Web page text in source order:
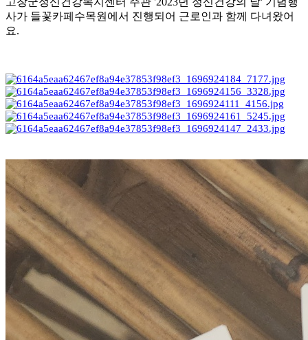
사가 들꽃카페수목원에서 진행되어 근로인과 함께 다녀왔어
요.